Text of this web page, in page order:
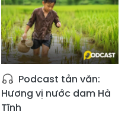
Podcast tản văn:
Hương vị nước dam Hà
Tĩnh